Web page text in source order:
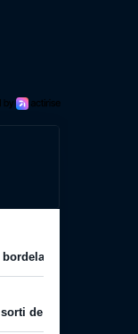
bordelais qui
de la merde”